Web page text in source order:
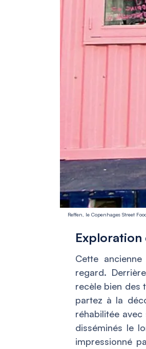
Reffen, le Copenhages Street
Cette
regard.
recèle bien des
partez à la
réhabilitée
disséminés le
impressionné